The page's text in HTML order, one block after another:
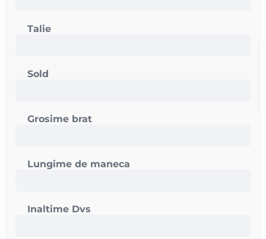
Talie
Sold
Grosime brat
Lungime de maneca
Inaltime Dvs